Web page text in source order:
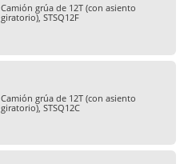
Camión grúa de 12T (con asiento
giratorio), STSQ12F
Camión grúa de 12T (con asiento
giratorio), STSQ12C